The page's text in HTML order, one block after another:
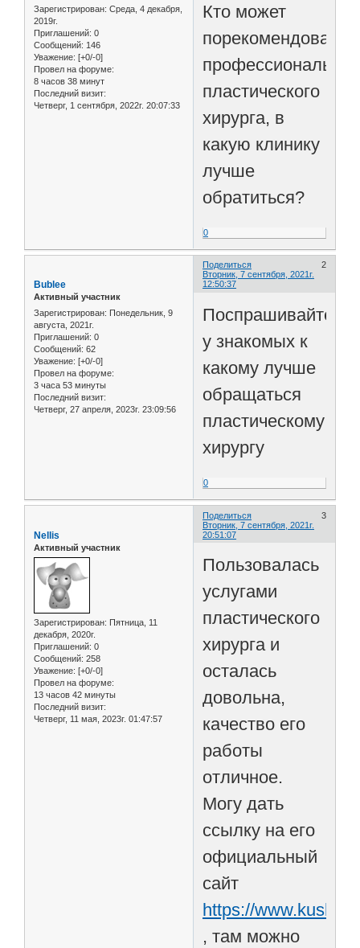
Зарегистрирован: Среда, 4 декабря,
2019г.
Приглашений: 0
Сообщений: 146
Уважение: [+0/-0]
Провел на форуме:
8 часов 38 минут
Последний визит:
Четверг, 1 сентября, 2022г. 20:07:33
Кто может
порекомендовать
пластического
хирурга, в
какую клинику
лучше
обратиться?
0
Поделиться
2
Вторник, 7 сентября, 2021г.
12:50:37
Bublee
Активный участник
Зарегистрирован: Понедельник, 9
августа, 2021г.
Приглашений: 0
Сообщений: 62
Уважение: [+0/-0]
Провел на форуме:
3 часа 53 минуты
Последний визит:
Четверг, 27 апреля, 2023г. 23:09:56
Поспрашивайте
у знакомых к
какому лучше
обращаться
пластическому
хирургу
0
Поделиться
3
Вторник, 7 сентября, 2021г.
20:51:07
Nellis
Активный участник
Зарегистрирован: Пятница, 11
декабря, 2020г.
Приглашений: 0
Сообщений: 258
Уважение: [+0/-0]
Провел на форуме:
13 часов 42 минуты
Последний визит:
Четверг, 11 мая, 2023г. 01:47:57
Пользовалась
услугами
пластического
хирурга и
осталась
довольна,
качество его
работы
отличное.
Могу дать
ссылку на его
официальный
сайт
https://
, там можно